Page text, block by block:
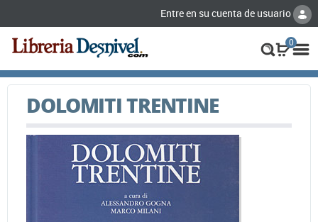
Entre en su cuenta de usuario
0
DOLOMITI TRENTINE